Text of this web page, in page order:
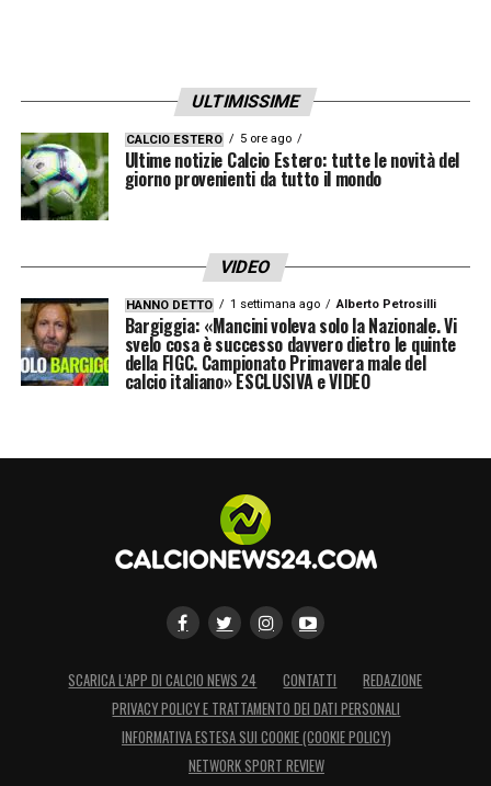
ULTIMISSIME
CALCIO ESTERO 5 ore ago
Ultime notizie Calcio Estero: tutte le novità del
giorno provenienti da tutto il mondo
VIDEO
HANNO DETTO 1 settimana ago Alberto Petrosilli
Bargiggia: «Mancini voleva solo la Nazionale. Vi
svelo cosa è successo davvero dietro le quinte
della FIGC. Campionato Primavera male del
calcio italiano» ESCLUSIVA e VIDEO
SCARICA L’APP DI CALCIO NEWS 24 CONTATTI
REDAZIONE
PRIVACY POLICY E TRATTAMENTO DEI DATI PERSONALI
INFORMATIVA ESTESA SUI COOKIE (COOKIE POLICY)
NETWORK SPORT REVIEW